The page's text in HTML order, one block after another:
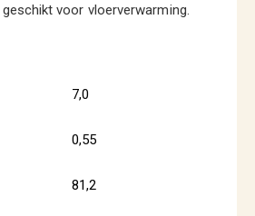
voor vloerverwarming.
7,0
0,55
81,2